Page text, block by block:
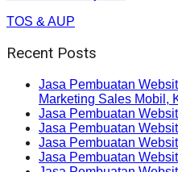
TOS & AUP
Recent Posts
Jasa Pembuatan
Marketing Sales Mobil,
Jasa Pembuatan
Jasa Pembuatan
Jasa Pembuatan
Jasa Pembuatan